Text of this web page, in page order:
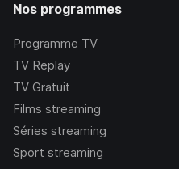
Nos programmes
Programme TV
TV Replay
TV Gratuit
Films streaming
Séries streaming
Sport streaming